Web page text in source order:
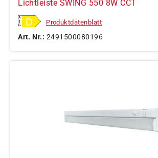
Lichtleiste SWING 550 8W CCT
Produktdatenblatt
Art. Nr.: 2491500080196